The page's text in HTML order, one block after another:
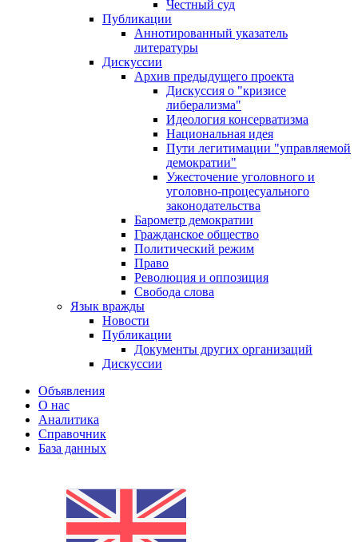
Честный суд
Публикации
Аннотированный указатель
литературы
Дискуссии
Архив предыдущего проекта
Дискуссия о "кризисе
либерализма"
Идеология консерватизма
Национальная идея
Пути легитимации "управляемой
демократии"
Ужесточение уголовного и
уголовно-процесуального
законодательства
Барометр демократии
Гражданское общество
Политический режим
Право
Революция и оппозиция
Свобода слова
Язык вражды
Новости
Публикации
Документы других организаций
Дискуссии
Объявления
О нас
Аналитика
Справочник
База данных